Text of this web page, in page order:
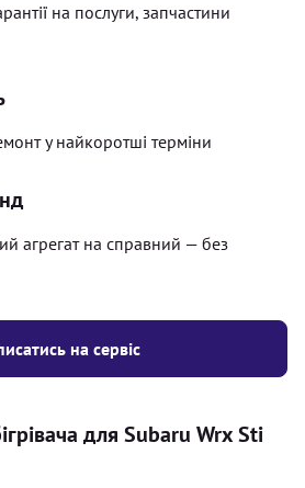
на сервіс
на послуги, запчастини
у найкоротші терміни
агрегат на справний — без
для Subaru Wrx Sti